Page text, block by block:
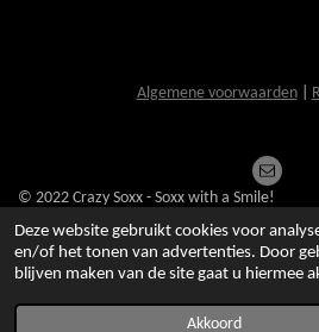
Deze website gebruikt cookies voor
en/of het tonen van advertenties. Door
blijven maken van de site gaat u hiermee
Akkoord
Algemene voorwaarden|
© 2022 Crazy Soxx - Soxx with a Smile!
Powered by JouwWeb